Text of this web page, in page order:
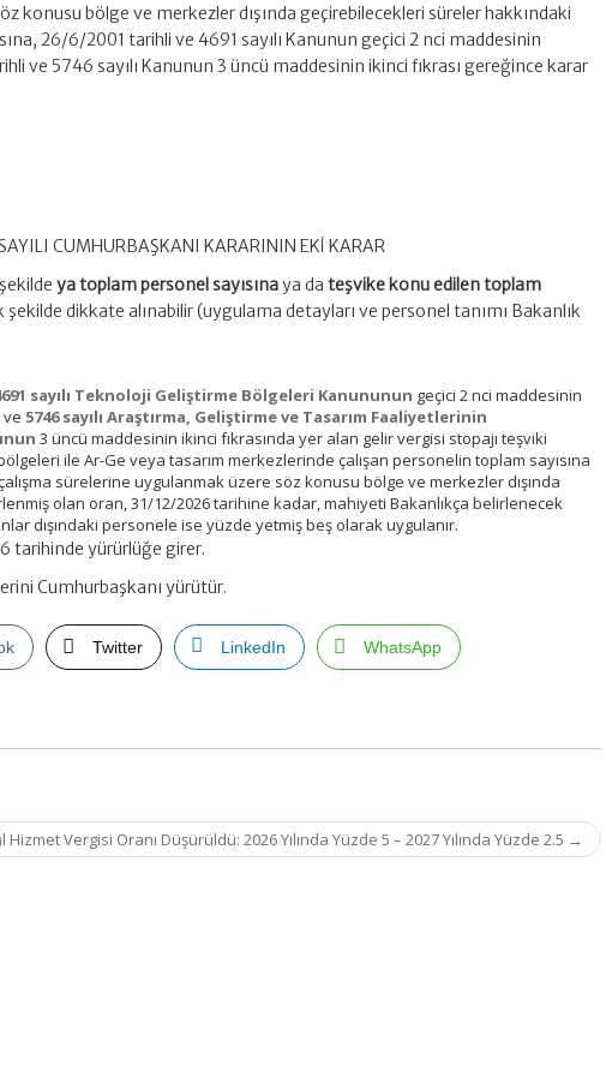
konusu bölge ve merkezler dışında geçirebilecekleri süreler hakkındaki
26/6/2001 tarihli ve 4691 sayılı Kanunun geçici 2 nci maddesinin
ve 5746 sayılı Kanunun 3 üncü maddesinin ikinci fıkrası gereğince karar
CUMHURBAŞKANI KARARININ EKİ KARAR
ya toplam personel sayısınaya dateşvike konu edilen toplam
dikkate alınabilir (uygulama detayları ve personel tanımı Bakanlık
sayılı Teknoloji Geliştirme Bölgeleri Kanununun geçici 2 nci maddesinin
ve 5746 sayılı Araştırma, Geliştirme ve Tasarım Faaliyetlerinin
3 üncü maddesinin ikinci fıkrasında yer alan gelir vergisi stopajı teşviki
ile Ar-Ge veya tasarım merkezlerinde çalışan personelin toplam sayısına
sürelerine uygulanmak üzere söz konusu bölge ve merkezler dışında
olan oran, 31/12/2026 tarihine kadar, mahiyeti Bakanlıkça belirlenecek
dışındaki personele ise yüzde yetmiş beş olarak uygulanır.
tarihinde yürürlüğe girer.
Cumhurbaşkanı yürütür.
Twitter LinkedIn WhatsApp
Hizmet Vergisi Oranı Düşürüldü: 2026 Yılında Yüzde 5 – 2027 Yılında Yüzde 2.5 →